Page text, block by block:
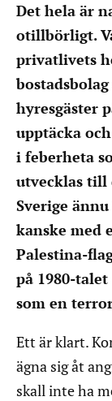
Det hela är
otillbörligt.
privatlivets
hyresgäster
upptäcka
i feberheta
utvecklas till
Sverige
kanske med
Palestina-
på 1980-
som en
Ett är klart.
ägna sig åt
skall inte ha